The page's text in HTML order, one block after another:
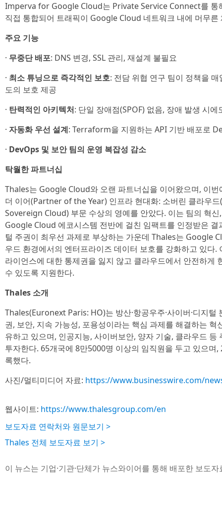
Imperva for Google Cloud는 Private Service Connect를
직접 통합되어 트래픽이 Google Cloud 네트워크 내에 머무른
주요 기능
· 무중단 배포: DNS 변경, SSL 관리, 재설계 불필요
· 최소 튜닝으로 즉각적인 보호: 전담 위협 연구 팀이 정책을
도의 보호 제공
· 탄력적인 아키텍처: 단일 장애점(SPOF) 없음, 장애 발생 시
· 자동화 우선 설계: Terraform을 지원하는 API 기반 배포로
· DevOps 및 보안 팀의 운영 복잡성 감소
탁월한 파트너십
Thales는 Google Cloud와 오랜 파트너십을 이어왔으며, 이
더 이어(Partner of the Year) 인프라 현대화: 소버린 클라
Sovereign Cloud) 부문 수상의 영예를 안았다. 이는 팀의 혁
Google Cloud 에코시스템 전반에 걸친 임팩트를 인정받은
털 주권이 최우선 과제로 부상하는 가운데 Thales는 Google
우드 환경에서의 엔터프라이즈 데이터 보호를 강화하고 있다.
라이언스에 대한 통제권을 잃지 않고 클라우드에서 안전하게
수 있도록 지원한다.
Thales 소개
Thales(Euronext Paris: HO)는 방산·항공우주·사이버·디지
권, 보안, 지속 가능성, 포용성이라는 핵심 과제를 해결하는
유하고 있으며, 인공지능, 사이버보안, 양자 기술, 클라우드
투자한다. 65개국에 8만5000명 이상의 임직원을 두고 있으며
록했다.
사진/멀티미디어 자료: https://www.businesswire.com/
웹사이트: https://www.thalesgroup.com/en
보도자료 연락처와 원문보기 >
Thales 전체 보도자료 보기 >
이 뉴스는 기업·기관·단체가 뉴스와이어를 통해 배포한 보도